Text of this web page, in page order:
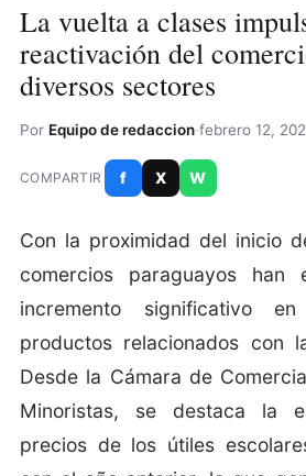
La vuelta a clases
reactivación del
diversos sectores
Por Equipo de redaccion·febrero 12,
COMPARTIR f X W
Con la proximidad del inicio
comercios paraguayos han
incremento significativo
productos relacionados con
Desde la Cámara de
Minoristas, se destaca la
precios de los útiles